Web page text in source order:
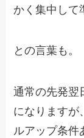
かく集中して
との言葉も。
通常の先発翌
になりますが
ルアップ条件